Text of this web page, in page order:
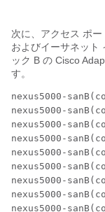
次に、アクセス ポ
およびイーサネット
ック B の Cisco
す。
nexus5000-
nexus5000-
nexus5000-
nexus5000-
nexus5000-
nexus5000-
nexus5000-
nexus5000-
nexus5000-